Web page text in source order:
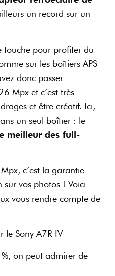
un record sur un
touche pour profiter du
sur les boîtiers APS-
donc passer
Mpx et c’est très
et être créatif. Ici,
un seul boîtier : le
meilleur des full-
c’est la garantie
sur vos photos ! Voici
vous rendre compte de
on peut admirer de